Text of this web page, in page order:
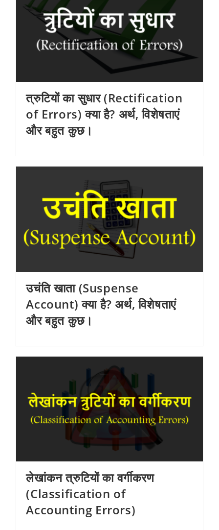
त्रुटियों का सुधार (Rectification
of Errors) क्या है? अर्थ, विशेषताएं
और बहुत कुछ।
उचंति खाता (Suspense
Account) क्या है? अर्थ, विशेषताएं
और बहुत कुछ।
लेखांकन त्रुटियों का वर्गीकरण
(Classification of
Accounting Errors)